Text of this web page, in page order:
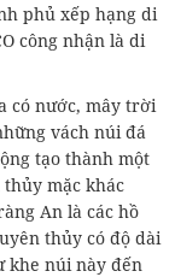
phủ xếp hạng di
công nhận là di
có nước, mây trời
vách núi đá
tạo thành một
mặc khác
An là các hồ
thủy có độ dài
khe núi này đến